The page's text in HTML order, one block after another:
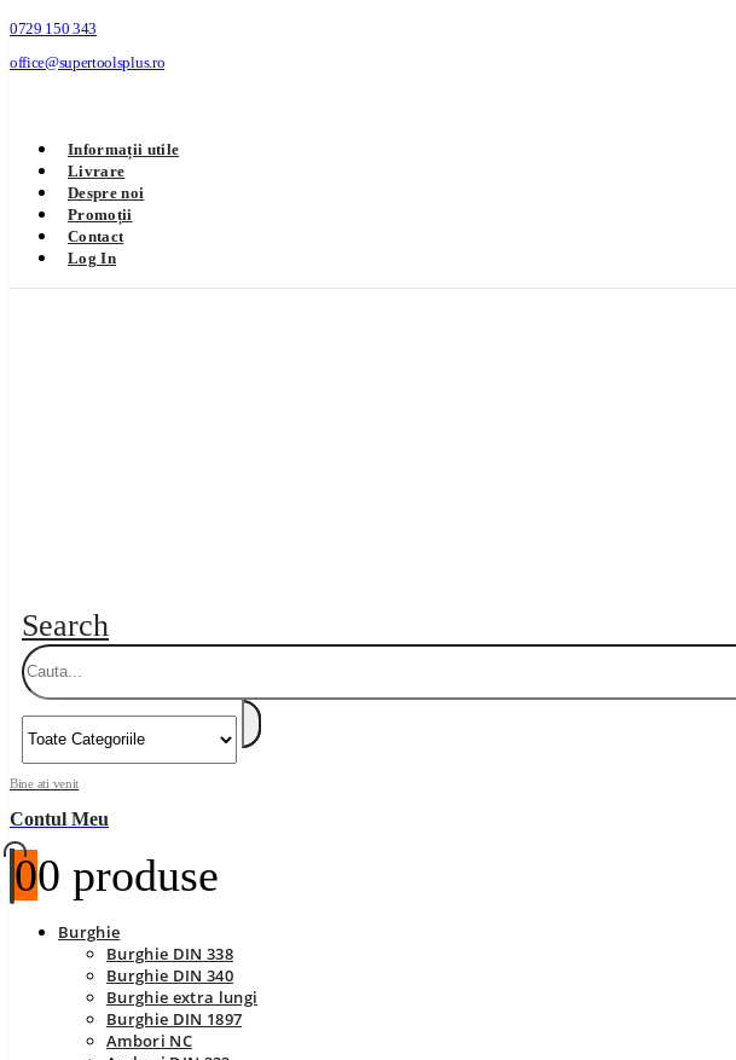
0729 150 343
office@supertoolsplus.ro
Informații utile
Livrare
Despre noi
Promoții
Contact
Log In
Search
Bine ati venit
Contul Meu
00 produse
Burghie
Burghie DIN 338
Burghie DIN 340
Burghie extra lungi
Burghie DIN 1897
Ambori NC